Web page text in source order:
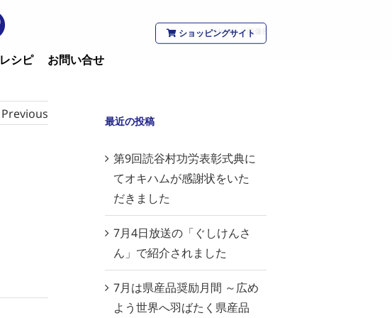
ショッピングサイト
レシピ お問い合せ
Home / 画像8
Previous 最近の投稿
第9回読谷村功労表彰式典に
てオキハムが感謝状をいた
だきました
7月4日放送の「ぐしけんさ
ん」で紹介されました
7月は県産品奨励月間 ～広め
よう世界へ羽ばたく県産品